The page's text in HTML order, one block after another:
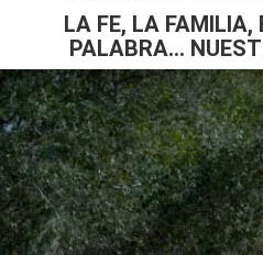
LA FE, LA
PALABRA…